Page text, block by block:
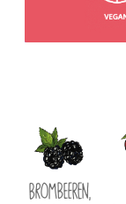
Brombeeren,